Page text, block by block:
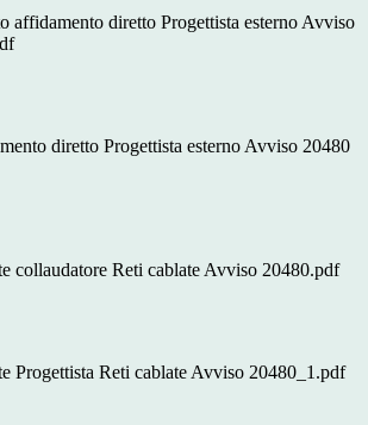
affidamento diretto Progettista esterno Avviso
diretto Progettista esterno Avviso 20480
collaudatore Reti cablate Avviso 20480.pdf
Progettista Reti cablate Avviso 20480_1.pdf